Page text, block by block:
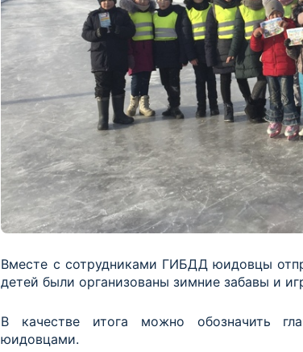
Вместе с сотрудниками ГИБДД юидовцы
детей были организованы зимние забавы и
В качестве итога можно обозначить
юидовцами.